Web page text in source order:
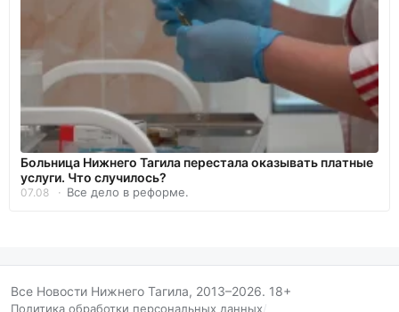
Больница Нижнего Тагила перестала оказывать платные
услуги. Что случилось?
07.08 Все дело в реформе.
Все Новости Нижнего Тагила, 2013–2026. 18+
Политика обработки персональных данных/